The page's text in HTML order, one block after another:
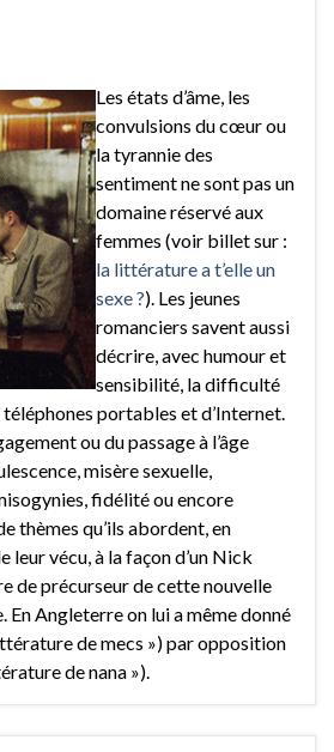
Les états d’âme, les
convulsions du cœur ou
la tyrannie des
sentiment ne sont pas un
domaine réservé aux
femmes (voir billet sur :
la littérature a t’elle un
sexe ?). Les jeunes
romanciers savent aussi
décrire, avec humour et
sensibilité, la difficulté
téléphones portables et d’Internet.
ou du passage à l’âge
misère sexuelle,
fidélité ou encore
thèmes qu’ils abordent, en
leur vécu, à la façon d’un Nick
de précurseur de cette nouvelle
Angleterre on lui a même donné
de mecs ») par opposition
de nana »).